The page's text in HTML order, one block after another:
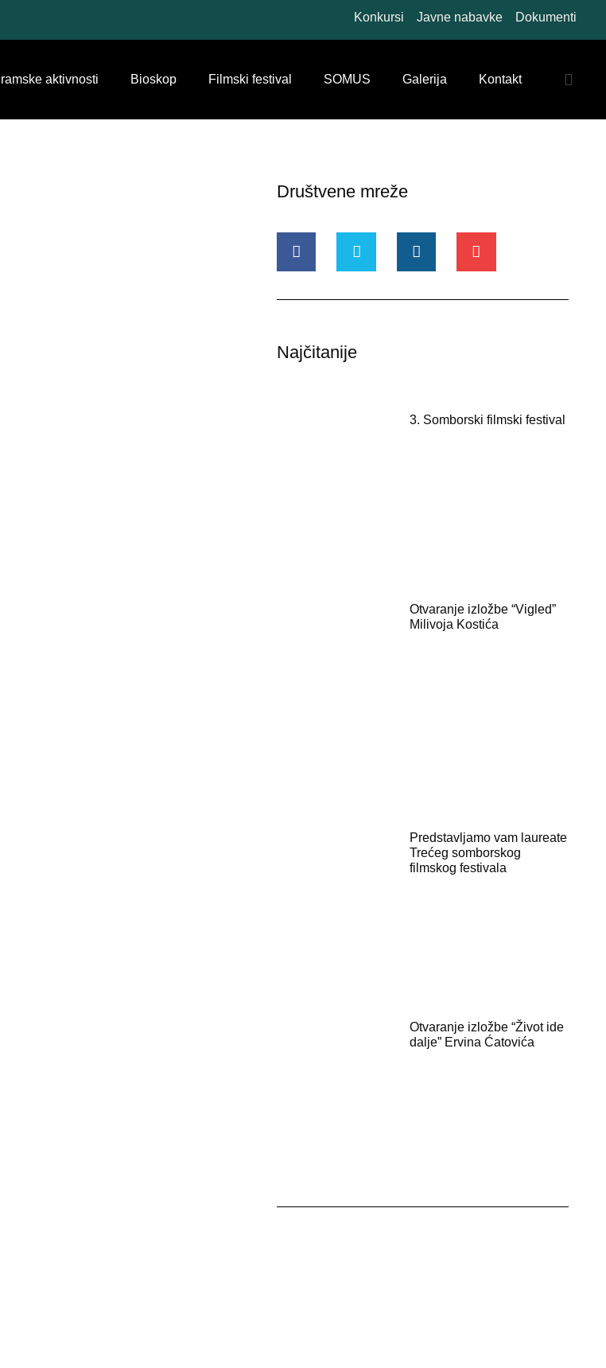
Konkursi Javne nabavke Dokumenti
aktivnosti Bioskop Filmski festival SOMUS Galerija Kontakt
Društvene mreže
Najčitanije
3. Somborski filmski festival
Otvaranje izložbe “Vigled”
Milivoja Kostića
Predstavljamo vam laureate
Trećeg somborskog
filmskog festivala
Otvaranje izložbe “Život ide
dalje” Ervina Ćatovića